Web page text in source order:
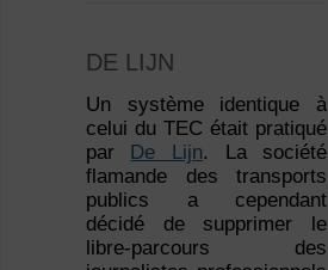
DE LIJN
Un système identique à
celui du TEC était pratiqué
par De Lijn. La société
flamande des transports
publics a cependant
décidé de supprimer le
libre-parcours des